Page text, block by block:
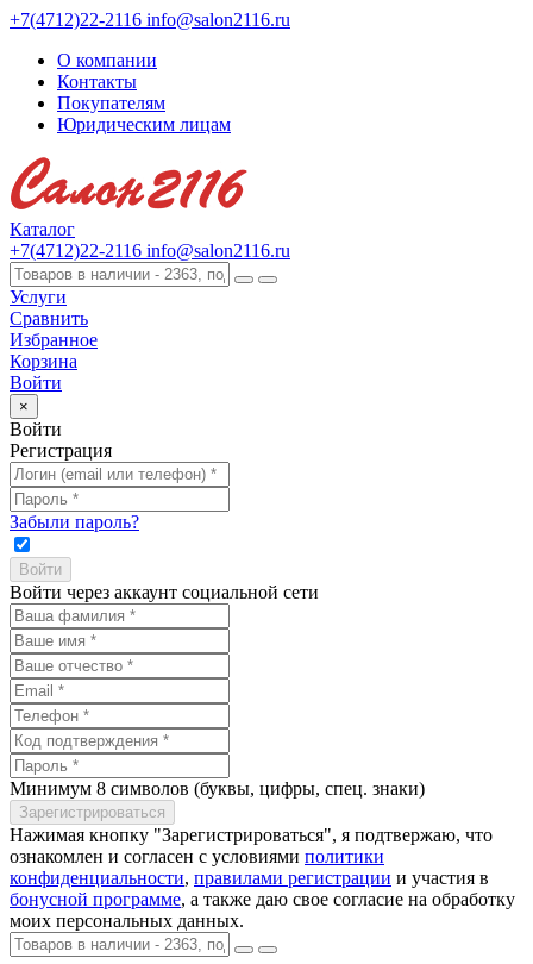
+7(4712)22-2116 info@salon2116.ru
О компании
Контакты
Покупателям
Юридическим лицам
Каталог
+7(4712)22-2116 info@salon2116.ru
Услуги
Сравнить
Избранное
Корзина
Войти
×
Войти
Регистрация
Забыли пароль?
Войти через аккаунт социальной сети
Минимум 8 символов (буквы, цифры, спец. знаки)
Нажимая кнопку "Зарегистрироваться", я подтвержаю, что
ознакомлен и согласен с условиями политики
конфиденциальности, правилами регистрации и участия в
бонусной программе, а также даю свое согласие на обработку
моих персональных данных.